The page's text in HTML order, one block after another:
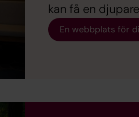
kan få en
En webbplats för